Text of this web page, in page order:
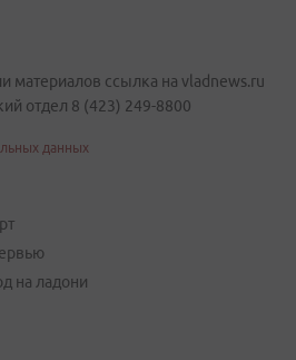
материалов ссылка на vladnews.ru
отдел 8 (423) 249-8800
данных
на ладони